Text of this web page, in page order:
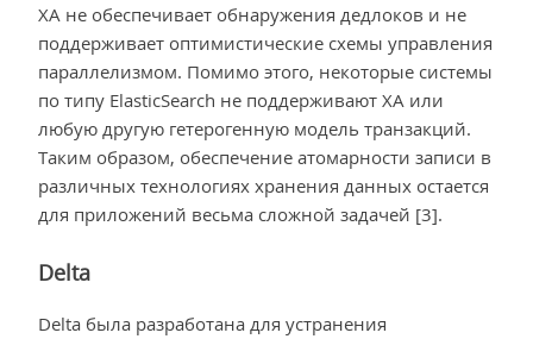
XA не обеспечивает обнаружения дедлоков и не
поддерживает оптимистические схемы управления
параллелизмом. Помимо этого, некоторые системы
по типу ElasticSearch не поддерживают XA или
любую другую гетерогенную модель транзакций.
Таким образом, обеспечение атомарности записи в
различных технологиях хранения данных остается
для приложений весьма сложной задачей [3].
Delta
Delta была разработана для устранения